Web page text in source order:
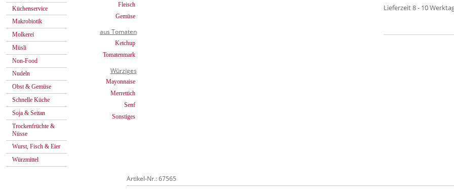
Küchenservice
Makrobiotik
Molkerei
Müsli
Non-Food
Nudeln
Obst & Gemüse
Schnelle Küche
Soja & Seitan
Trockenfrüchte &
Nüsse
Wurst, Fisch & Eier
Würzmittel
Fleisch
Gemüse
aus Tomaten
Ketchup
Tomatenmark
Würziges
Mayonnaise
Merrettich
Senf
Sonstiges
Lieferzeit 8 - 10
Artikel-Nr.: 67565